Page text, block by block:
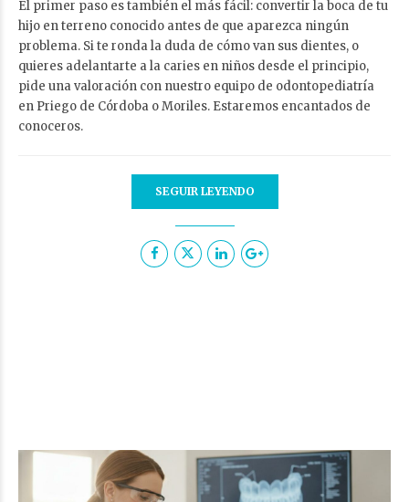
El primer paso es también el más fácil: convertir la boca de tu
hijo en terreno conocido antes de que aparezca ningún
problema. Si te ronda la duda de cómo van sus dientes, o
quieres adelantarte a la caries en niños desde el principio,
pide una valoración con nuestro equipo de odontopediatría
en Priego de Córdoba o Moriles. Estaremos encantados de
conoceros.
SEGUIR LEYENDO